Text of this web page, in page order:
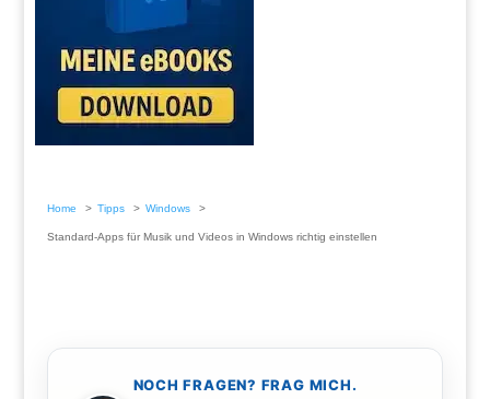
Home Tipps Windows
Standard-Apps für Musik und Videos in Windows richtig einstellen
NOCH FRAGEN? FRAG MICH.